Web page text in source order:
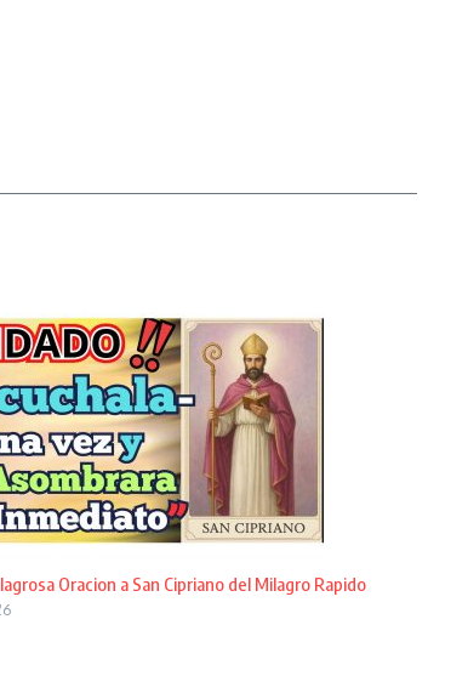
Oracion a San Cipriano del Milagro Rapido